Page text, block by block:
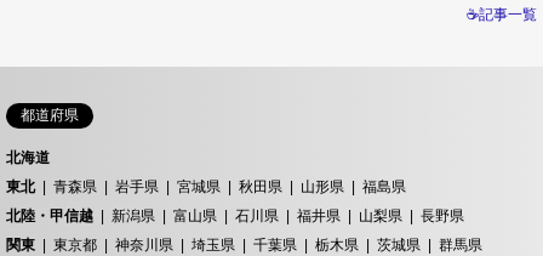
☕記事一覧
都道府県
北海道
東北
青森県 岩手県 宮城県 秋田県 山形県
福島県
北陸・甲信越
新潟県 富山県 石川県 福井県 山梨県
長野県
関東
東京都 神奈川県 埼玉県 千葉県 栃木県 茨城県
群馬県